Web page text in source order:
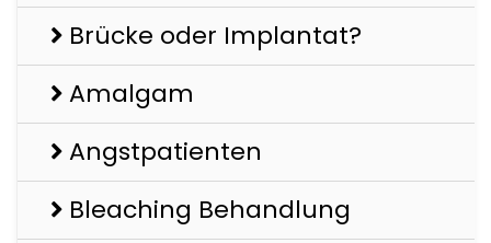
Brücke oder Implantat?
Amalgam
Angstpatienten
Bleaching Behandlung